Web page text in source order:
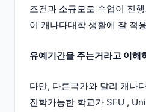
조건과 소규모로 수업이 진
이 캐나다대학 생활에 잘 적
유예기간을 주는거라고 이해
다만, 다른국가와 달리 캐나
진학가능한 학교가 SFU ,